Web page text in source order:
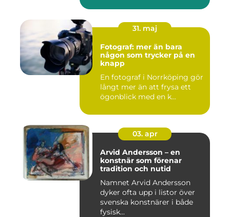
31. maj
Fotograf: mer än bara
någon som trycker på en
knapp
En fotograf i Norrköping gör
långt mer än att frysa ett
ögonblick med en k...
03. apr
Arvid Andersson – en
konstnär som förenar
tradition och nutid
Namnet Arvid Andersson
dyker ofta upp i listor över
svenska konstnärer i både
fysisk...